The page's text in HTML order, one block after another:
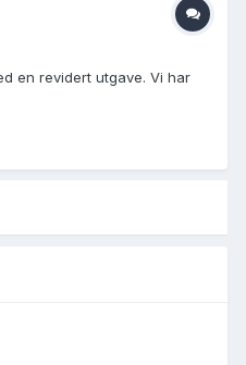
en revidert utgave. Vi har